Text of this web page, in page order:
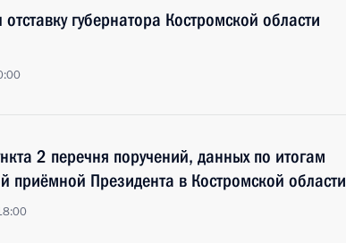
губернатора Костромской области
2 перечня поручений, данных по итогам
приёмной Президента в Костромской области